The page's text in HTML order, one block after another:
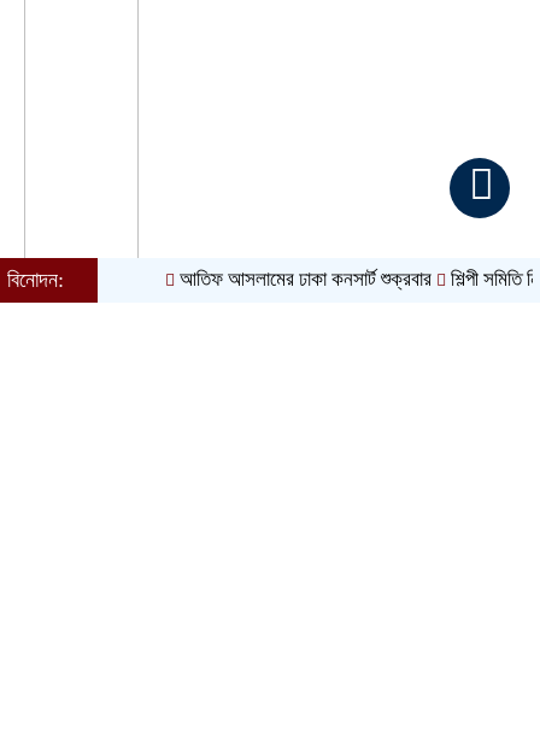
বিনোদন: আতিফ আসলামের ঢাকা কনসার্ট শুক্রবার শিল্পী সমিতি নির্বাচন